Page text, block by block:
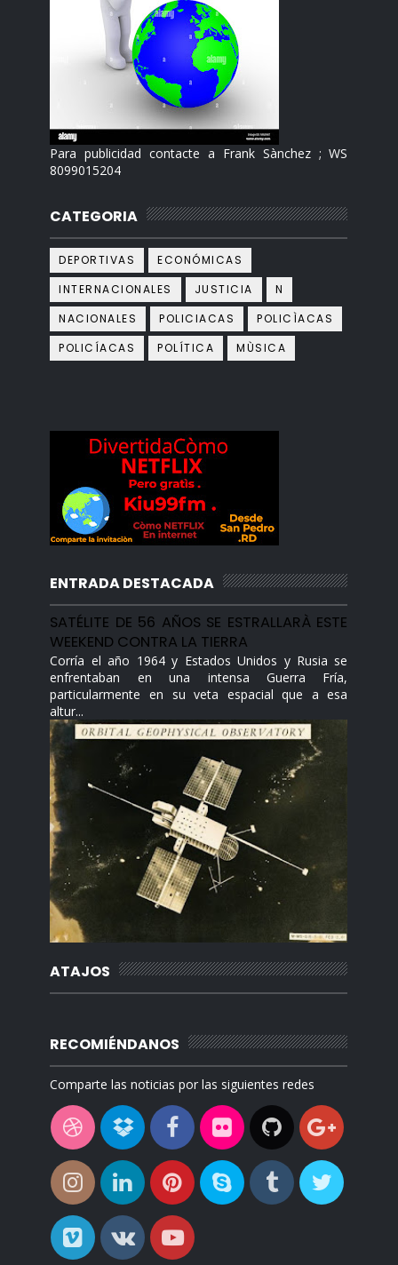
Para publicidad contacte a Frank Sànchez ; WS
8099015204
CATEGORIA
DEPORTIVAS
ECONÓMICAS
INTERNACIONALES
JUSTICIA
N
NACIONALES
POLICIACAS
POLICÌACAS
POLICÍACAS
POLÍTICA MÙSICA
ENTRADA DESTACADA
SATÉLITE DE 56 AÑOS SE ESTRALLARÀ ESTE
WEEKEND CONTRA LA TIERRA
Corría el año 1964 y Estados Unidos y Rusia se
enfrentaban en una intensa Guerra Fría,
particularmente en su veta espacial que a esa
altur...
ATAJOS
RECOMIÉNDANOS
Comparte las noticias por las siguientes redes